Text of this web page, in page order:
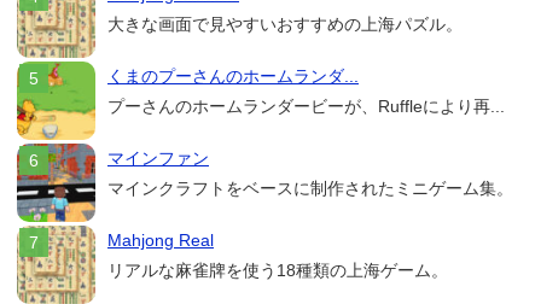
大きな画面で見やすいおすすめの上海パズル。
くまのプーさんのホームランダ...
プーさんのホームランダービーが、Ruffleにより再...
マインファン
マインクラフトをベースに制作されたミニゲーム集。
Mahjong Real
リアルな麻雀牌を使う18種類の上海ゲーム。